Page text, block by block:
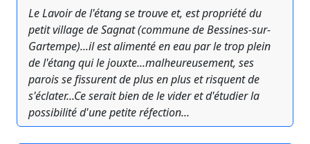
Le Lavoir de l'étang se trouve et, est propriété du
petit village de Sagnat (commune de Bessines-sur-
Gartempe)...il est alimenté en eau par le trop plein
de l'étang qui le jouxte...malheureusement, ses
parois se fissurent de plus en plus et risquent de
s'éclater...Ce serait bien de le vider et d'étudier la
possibilité d'une petite réfection...